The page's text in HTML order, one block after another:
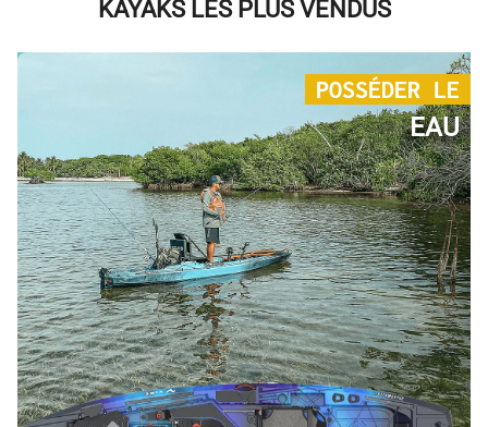
KAYAKS LES PLUS VENDUS
POSSÉDER LE
EAU